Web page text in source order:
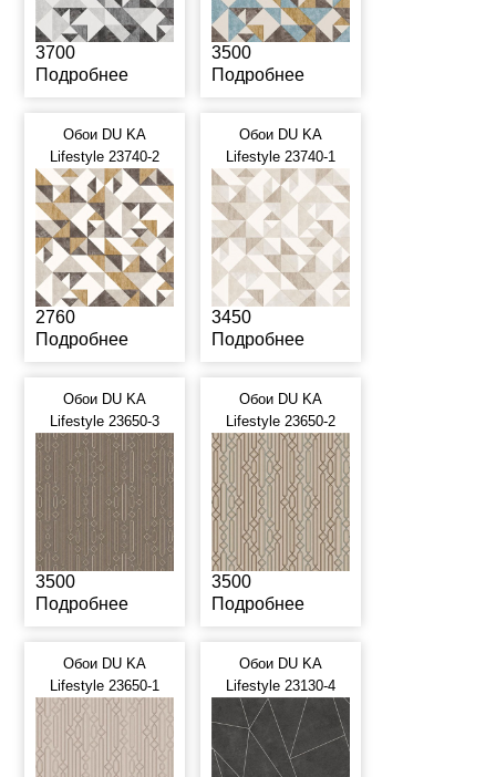
3700
Подробнее
3500
Подробнее
Обои DU KA
Lifestyle 23740-2
2760
Подробнее
Обои DU KA
Lifestyle 23740-1
3450
Подробнее
Обои DU KA
Lifestyle 23650-3
3500
Подробнее
Обои DU KA
Lifestyle 23650-2
3500
Подробнее
Обои DU KA
Lifestyle 23650-1
Обои DU KA
Lifestyle 23130-4